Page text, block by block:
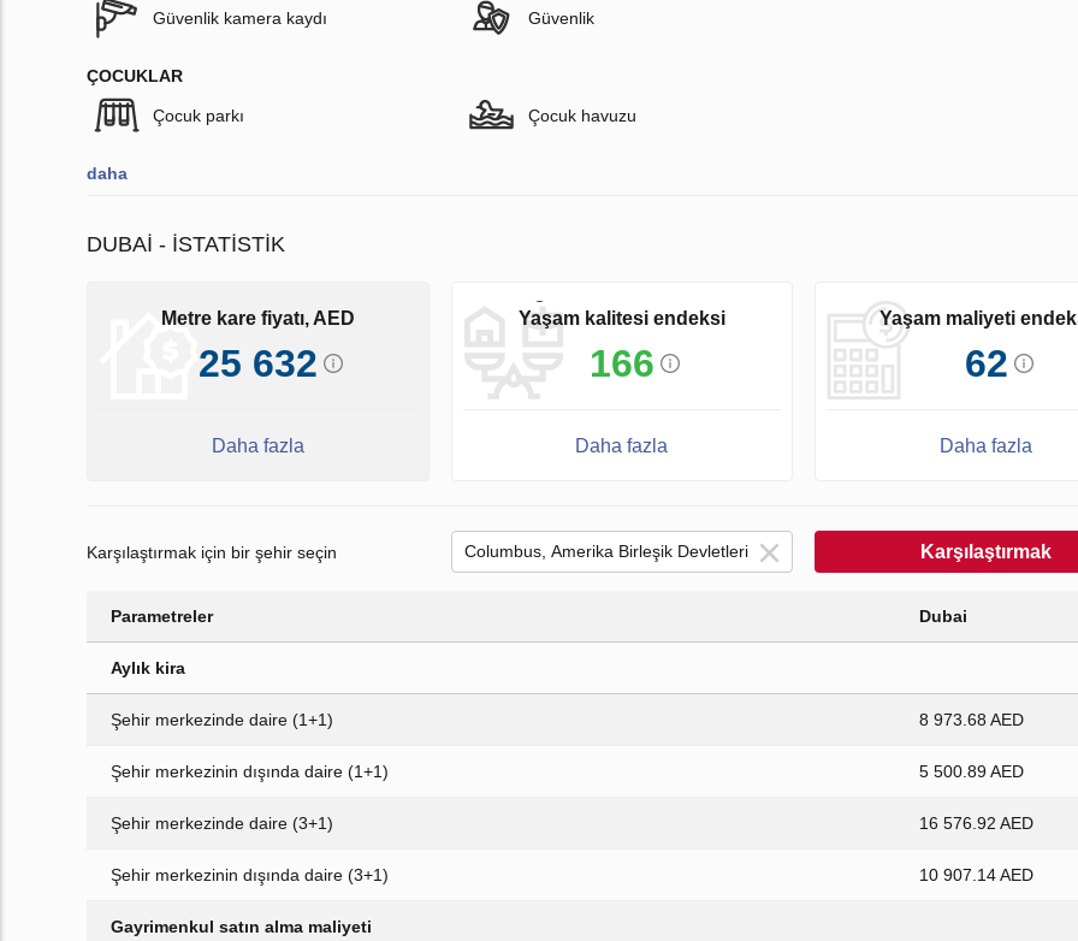
Güvenlik kamera kaydı Güvenlik
ÇOCUKLAR
Çocuk parkı Çocuk havuzu
daha
DUBAI - İSTATISTIK
Metre kare fiyatı, AED
25 632
Daha fazla
Yaşam kalitesi endeksi
166
Daha fazla
Yaşam maliyeti
62
Daha fazla
Karşılaştırmak için bir şehir seçin Karşılaştırmak
Parametreler Dubai
Aylık kira
Şehir merkezinde daire (1+1) 8 973.68 AED
Şehir merkezinin dışında daire (1+1) 5 500.89 AED
Şehir merkezinde daire (3+1) 16 576.92 AED
Şehir merkezinin dışında daire (3+1) 10 907.14 AED
Gayrimenkul satın alma maliyeti